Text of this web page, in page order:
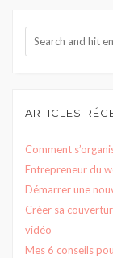
ARTICLES
Comment
Entrepreneur du
Démarrer une
Créer sa
vidéo
Mes 6 conseils